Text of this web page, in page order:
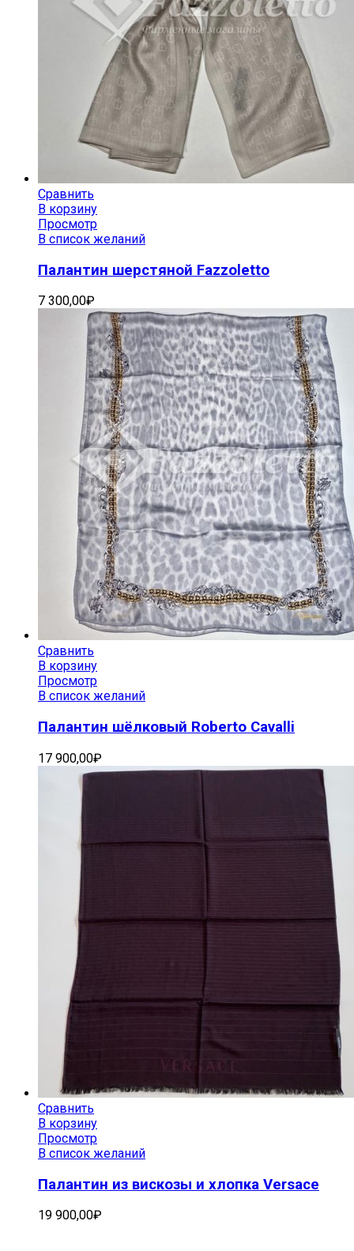
Сравнить
В корзину
Просмотр
В список желаний
Палантин шерстяной Fazzoletto
7 300,00₽
Сравнить
В корзину
Просмотр
В список желаний
Палантин шёлковый Roberto Cavalli
17 900,00₽
Сравнить
В корзину
Просмотр
В список желаний
Палантин из вискозы и хлопка Versace
19 900,00₽